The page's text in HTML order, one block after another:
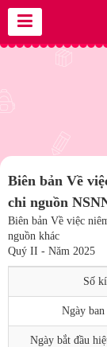
Biên bản Về
chi nguồn
Biên bản Về việc
nguồn khác
Quý II - Năm 2025
Số
Ngày ban
Ngày bắt đầu